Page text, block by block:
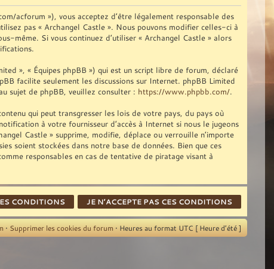
acforum »), vous acceptez d’être légalement responsable des
pas « Archangel Castle ». Nous pouvons modifier celles-ci à
même. Si vous continuez d’utiliser « Archangel Castle » alors
», « Équipes phpBB ») qui est un script libre de forum, déclaré
facilite seulement les discussions sur Internet. phpBB Limited
sujet de phpBB, veuillez consulter : https://www.phpbb.com/.
qui peut transgresser les lois de votre pays, du pays où
à votre fournisseur d’accès à Internet si nous le jugeons
Castle » supprime, modifie, déplace ou verrouille n’importe
soient stockées dans notre base de données. Bien que ces
responsables en cas de tentative de piratage visant à
• Supprimer les cookies du forum • Heures au format UTC [ Heure d’été ]